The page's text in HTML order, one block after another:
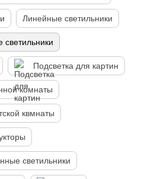
Линейные светильники
Подсветка для картин
комнаты
квмнаты
светильники